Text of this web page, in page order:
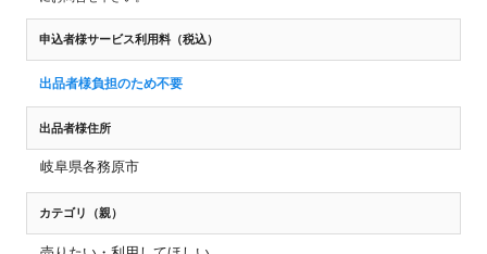
申込者様サービス利用料（税込）
出品者様負担のため不要
出品者様住所
岐阜県各務原市
カテゴリ（親）